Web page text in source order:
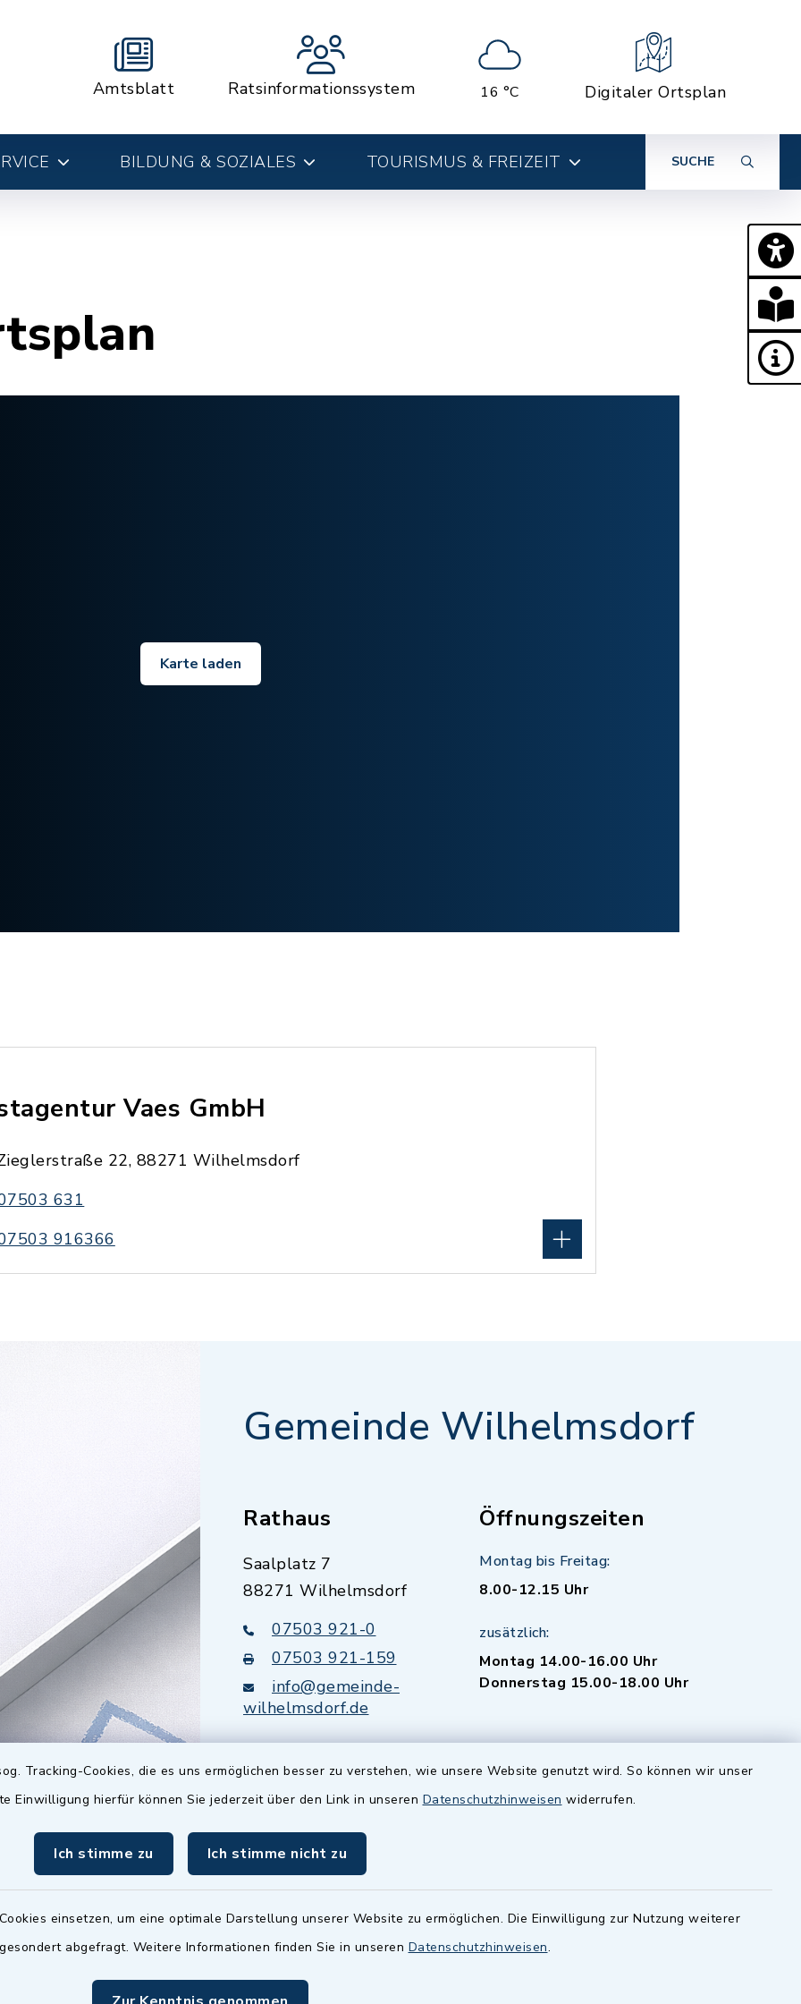
Tracking-Cookies, die es uns ermöglichen besser zu verstehen, wie unsere Website genutzt wird. So können wir unser
Einwilligung hierfür können Sie jederzeit über den Link in unseren Datenschutzhinweisen widerrufen.
Ich stimme zu Ich stimme nicht zu
einsetzen, um eine optimale Darstellung unserer Website zu ermöglichen. Die Einwilligung zur Nutzung weiterer
abgefragt. Weitere Informationen finden Sie in unseren Datenschutzhinweisen.
Amtsblatt Ratsinformationssystem 16 °C Digitaler Ortsplan
BILDUNG & SOZIALES TOURISMUS & FREIZEIT SUCHE
Karte laden
Vaes GmbH
22, 88271 Wilhelmsdorf
631
916366
Gemeinde Wilhelmsdorf
Rathaus
Saalplatz 7
88271 Wilhelmsdorf
07503 921-0
07503 921-159
info@gemeinde-
wilhelmsdorf.de
Öffnungszeiten
Montag bis Freitag:
8.00-12.15 Uhr
zusätzlich:
Montag 14.00-16.00 Uhr
Donnerstag 15.00-18.00 Uhr
Quicklinks
Serviceportal Baden-
Württemberg
Website in Leichter Sprache